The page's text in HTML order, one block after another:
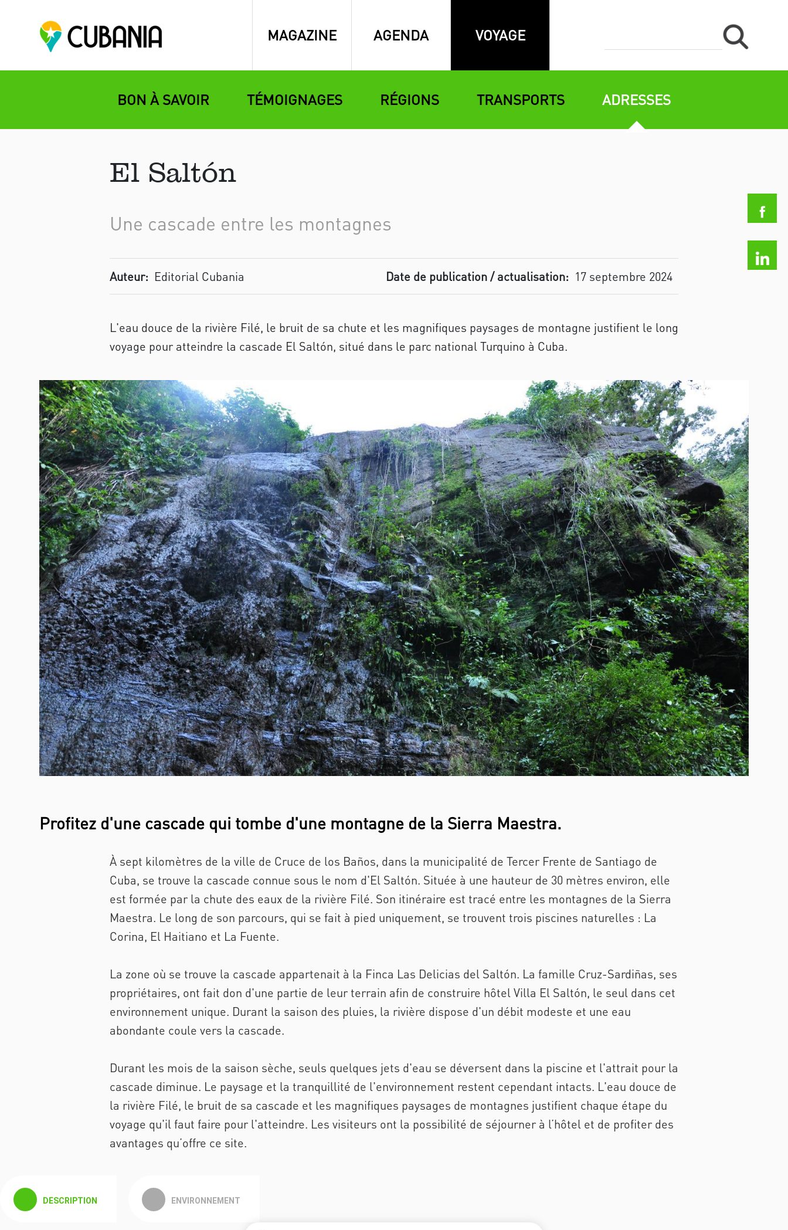
MAGAZINE AGENDA VOYAGE
BON À SAVOIR TÉMOIGNAGES RÉGIONS TRANSPORTS ADRESSES
El Saltón
Une cascade entre les montagnes
Auteur: Editorial Cubania Date de publication / actualisation: 17 septembre 2024
L'eau douce de la rivière Filé, le bruit de sa chute et les magnifiques paysages de montagne justifient le long
voyage pour atteindre la cascade El Saltón, situé dans le parc national Turquino à Cuba.
Profitez d'une cascade qui tombe d'une montagne de la Sierra Maestra.
À sept kilomètres de la ville de Cruce de los Baños, dans la municipalité de Tercer Frente de Santiago de
Cuba, se trouve la cascade connue sous le nom d'El Saltón. Située à une hauteur de 30 mètres environ, elle
est formée par la chute des eaux de la rivière Filé. Son itinéraire est tracé entre les montagnes de la Sierra
Maestra. Le long de son parcours, qui se fait à pied uniquement, se trouvent trois piscines naturelles : La
Corina, El Haitiano et La Fuente.
La zone où se trouve la cascade appartenait à la Finca Las Delicias del Saltón. La famille Cruz-Sardiñas, ses
propriétaires, ont fait don d'une partie de leur terrain afin de construire hôtel Villa El Saltón, le seul dans cet
environnement unique. Durant la saison des pluies, la rivière dispose d'un débit modeste et une eau
abondante coule vers la cascade.
Durant les mois de la saison sèche, seuls quelques jets d'eau se déversent dans la piscine et l'attrait pour la
cascade diminue. Le paysage et la tranquillité de l'environnement restent cependant intacts. L'eau douce de
la rivière Filé, le bruit de sa cascade et les magnifiques paysages de montagnes justifient chaque étape du
voyage qu'il faut faire pour l'atteindre. Les visiteurs ont la possibilité de séjourner à l’hôtel et de profiter des
avantages qu’offre ce site.
DESCRIPTION ENVIRONNEMENT